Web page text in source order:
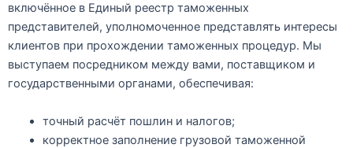
включённое в Единый реестр таможенных
представителей, уполномоченное представлять интересы
клиентов при прохождении таможенных процедур. Мы
выступаем посредником между вами, поставщиком и
государственными органами, обеспечивая:
точный расчёт пошлин и налогов;
корректное заполнение грузовой таможенной